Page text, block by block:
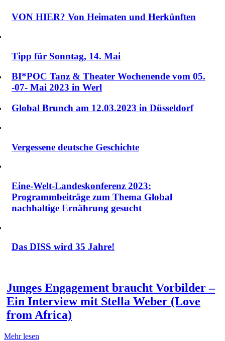
VON HIER? Von Heimaten und Herkünften
Tipp für Sonntag, 14. Mai
BI*POC Tanz & Theater Wochenende vom 05.
-07- Mai 2023 in Werl
Global Brunch am 12.03.2023 in Düsseldorf
Vergessene deutsche Geschichte
Eine-Welt-Landeskonferenz 2023:
Programmbeiträge zum Thema Global
nachhaltige Ernährung gesucht
Das DISS wird 35 Jahre!
Junges Engagement braucht Vorbilder –
Ein Interview mit Stella Weber (Love
from Africa)
Mehr lesen